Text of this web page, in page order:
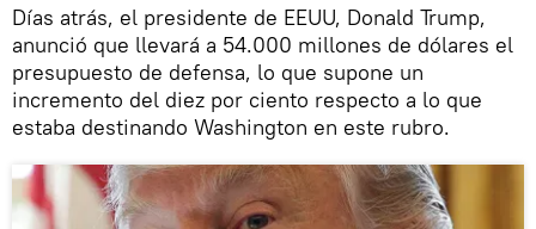
Días atrás, el presidente de EEUU, Donald Trump,
anunció que llevará a 54.000 millones de dólares el
presupuesto de defensa, lo que supone un
incremento del diez por ciento respecto a lo que
estaba destinando Washington en este rubro.